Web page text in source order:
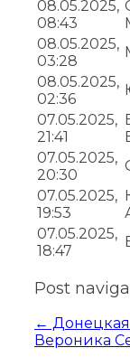
08.05.2025,
08:43
08.05.2025,
03:28
08.05.2025,
02:36
07.05.2025,
21:41
07.05.2025,
20:30
07.05.2025,
19:53
07.05.2025,
18:47
Post
←
Вероника